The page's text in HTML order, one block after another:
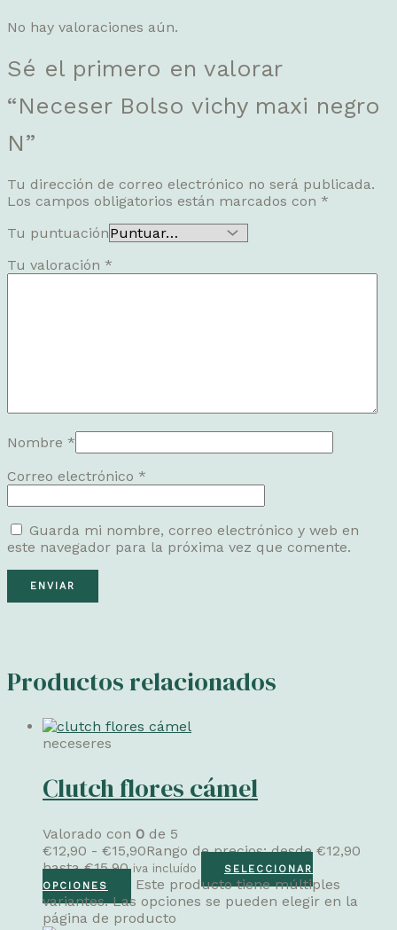
No hay valoraciones aún.
Sé el primero en valorar
“Neceser Bolso vichy maxi negro
N”
Tu dirección de correo electrónico no será publicada.
Los campos obligatorios están marcados con *
Tu puntuación
Tu valoración *
Nombre *
Correo electrónico *
Guarda mi nombre, correo electrónico y web en
este navegador para la próxima vez que comente.
Productos relacionados
neceseres
Clutch flores cámel
Valorado con 0 de 5
€12,90 - €15,90Rango de precios: desde €12,90
hasta €15,90 iva incluído
SELECCIONAR
OPCIONES
Este producto tiene múltiples
variantes. Las opciones se pueden elegir en la
página de producto